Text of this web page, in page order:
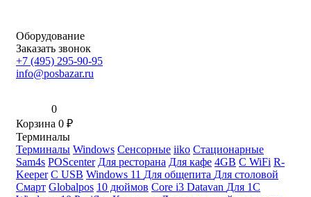
Оборудование
Заказать звонок
+7 (495) 295-90-95
info@posbazar.ru
0
Корзина 0 ₽
Терминалы
Терминалы Windows Сенсорные iiko Стационарные
Sam4s POScenter Для ресторана Для кафе 4GB С WiFi R-
Keeper С USB Windows 11 Для общепита Для столовой
Смарт Globalpos 10 дюймов Core i3 Datavan Для 1С